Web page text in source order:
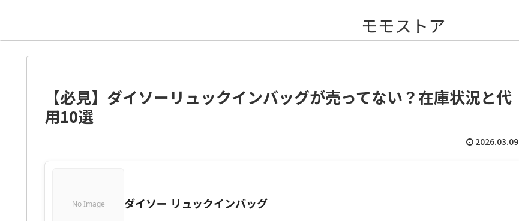
モモストア
【必見】ダイソーリュックインバッグが売ってない？在庫状況と代
用10選
2026.03.09
No Image ダイソー リュックインバッグ